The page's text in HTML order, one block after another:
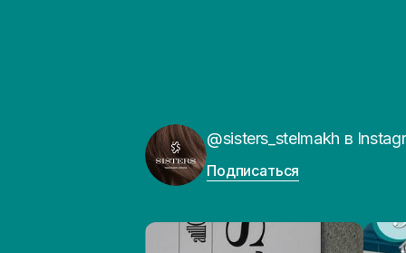
@sisters_stelmakh в
Подписаться